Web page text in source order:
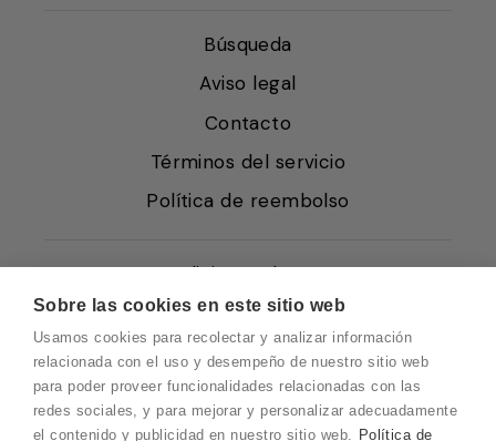
Sobre las cookies en este sitio web
Usamos cookies para recolectar y analizar información
relacionada con el uso y desempeño de nuestro sitio web
para poder proveer funcionalidades relacionadas con las
redes sociales, y para mejorar y personalizar adecuadamente
el contenido y publicidad en nuestro sitio web. Política de
Búsqueda
Aviso legal
Contacto
Términos del servicio
Política de reembolso
Condiciones de Venta
Quiénes somos
Política de Cookies
Protección de Datos
Blog EN